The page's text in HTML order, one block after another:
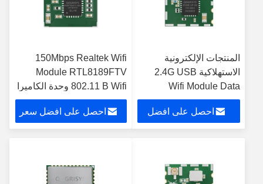
المنتجات الإلكترونية
الاستهلاكية 2.4G USB
Wifi Module Data
Transceiver Module
احصل على افضل
150Mbps Realtek Wifi
Module RTL8189FTV
802.11 B Wifi وحدة الكاميرا
احصل على افضل سعر